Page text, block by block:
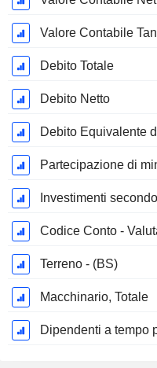
Valore Contabile
Debito Totale
Debito Netto
Codice Conto -
Terreno - (BS)
Macchinario, Totale
Dipendenti a tempo